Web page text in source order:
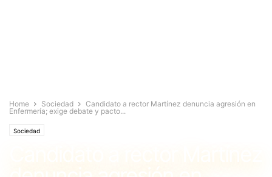
Home Sociedad
Candidato a rector Martínez denuncia agresión en
Enfermería; exige debate y pacto...
Sociedad